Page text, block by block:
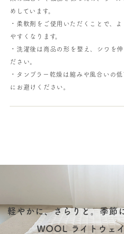
めしています。
・柔軟剤をご使用いただくことで、
やすくなります。
・洗濯後は商品の形を整え、シワを
ださい。
・タンブラー乾燥は縮みや風合いの
にお避けください。
軽やかに、さらりと。季節
WOOL ライトウェ